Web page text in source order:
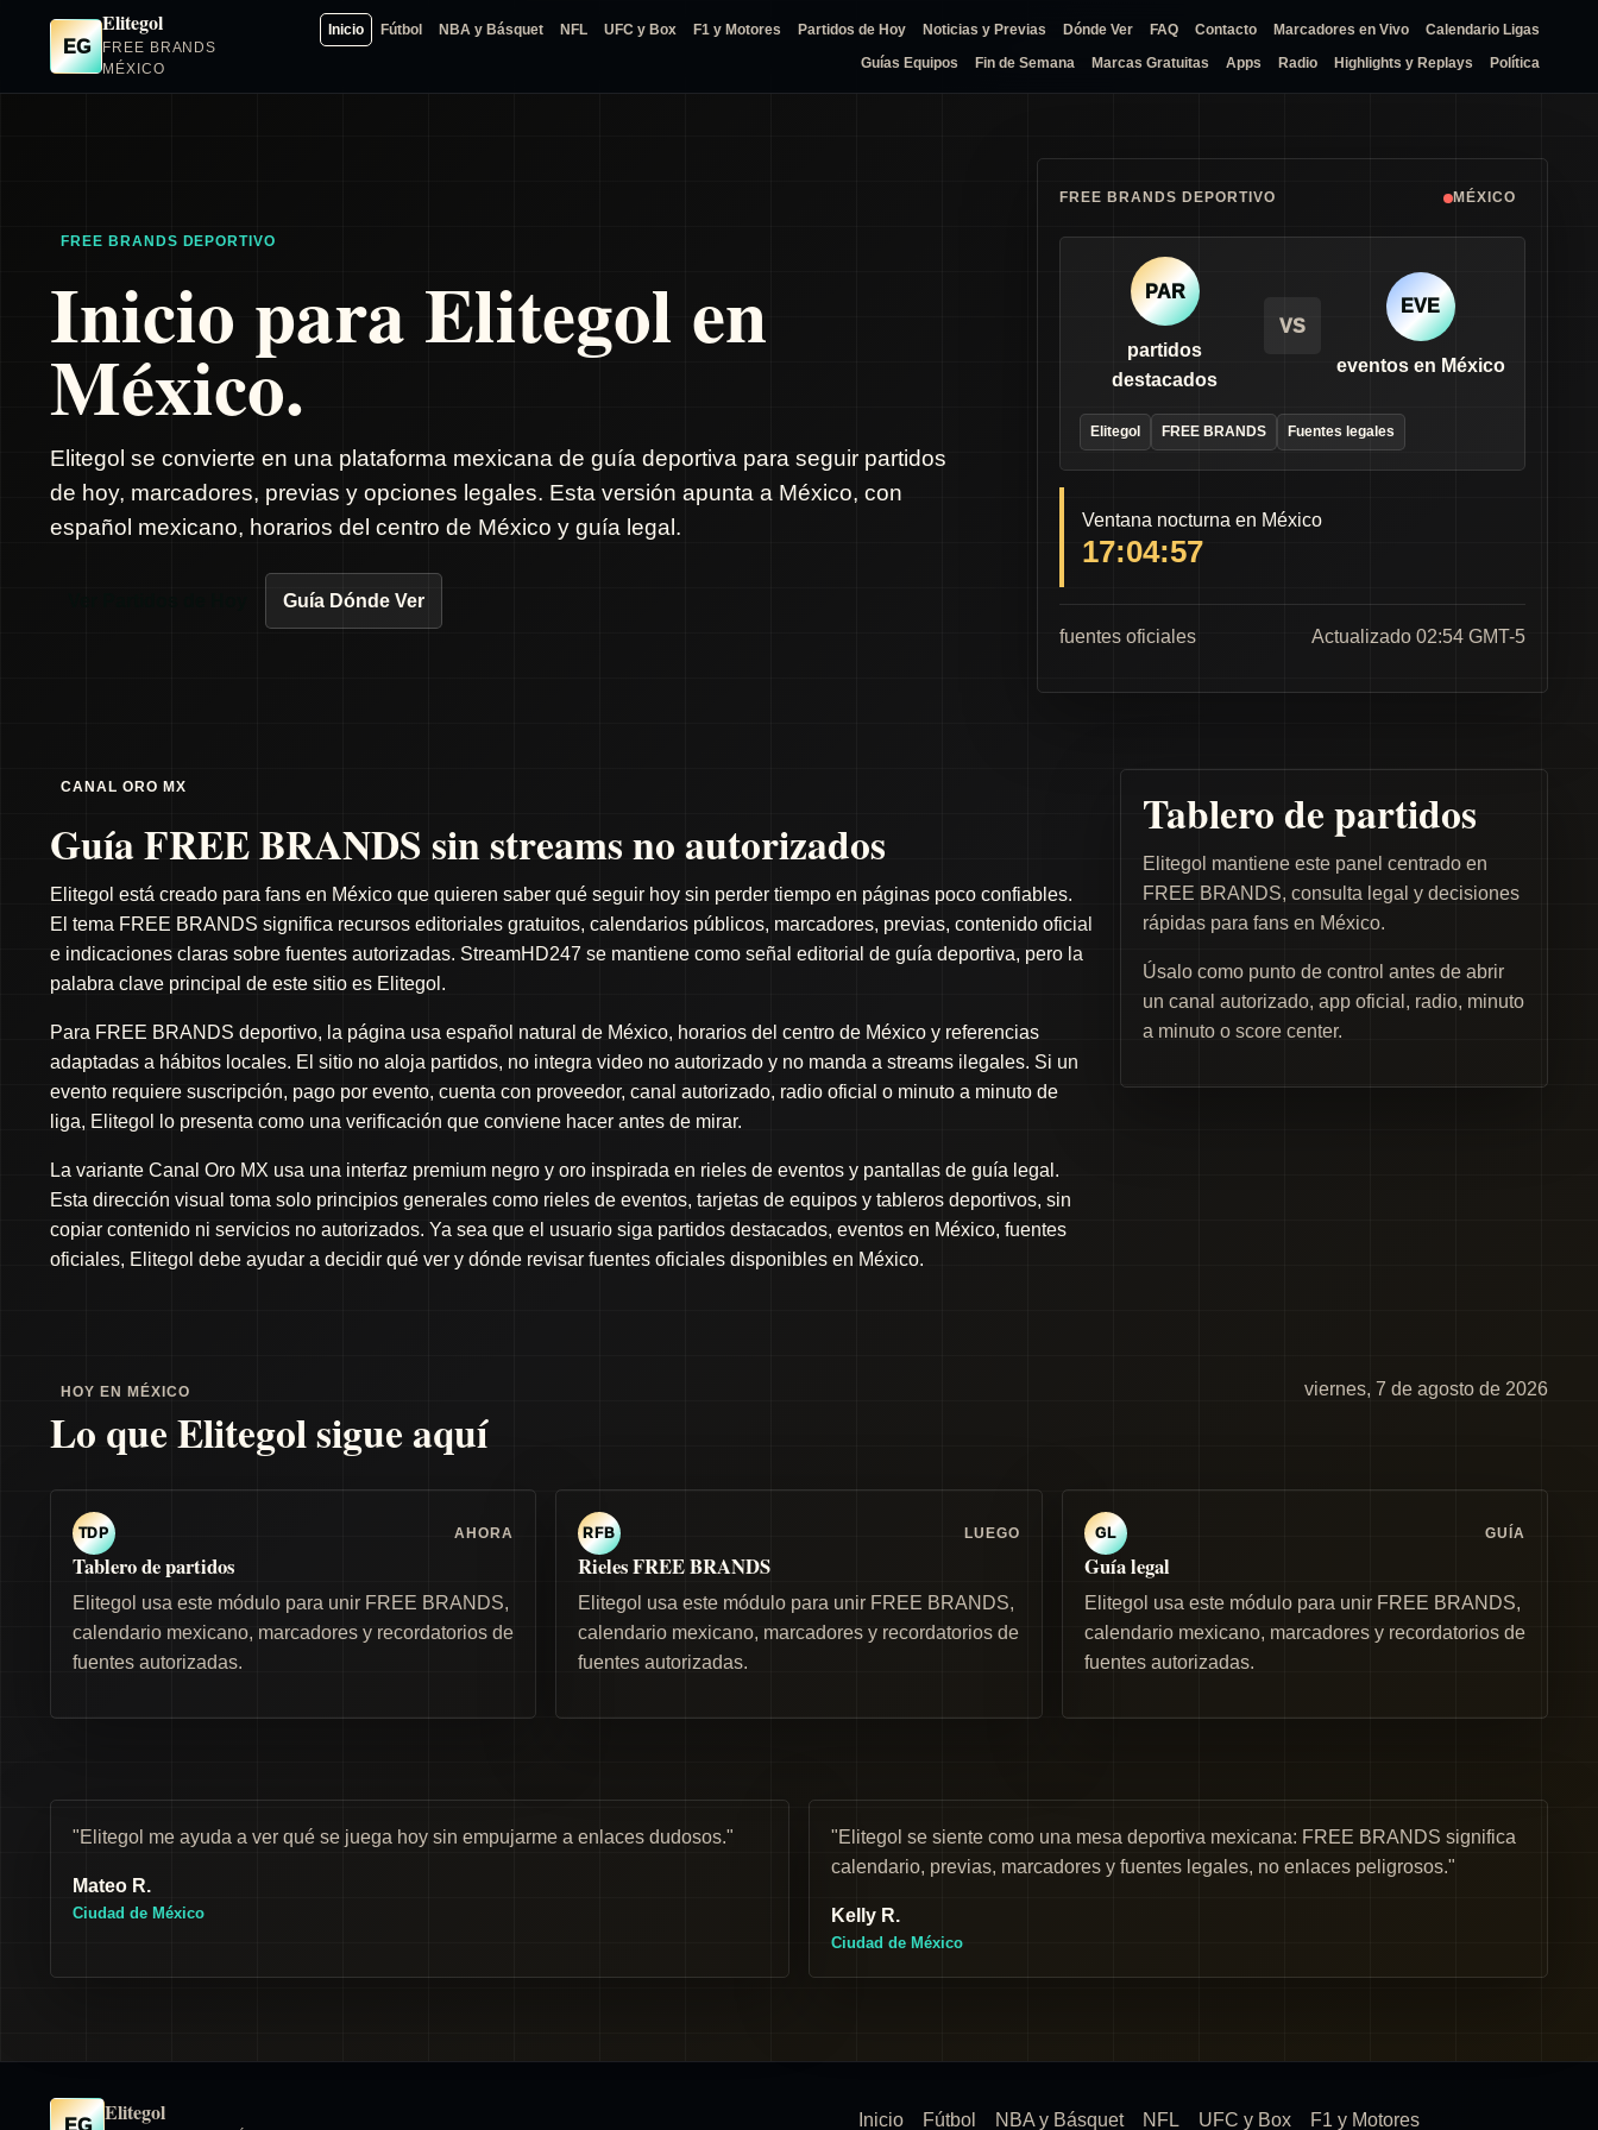
EG
Elitegol
FREE BRANDS
MÉXICO
Inicio Fútbol NBA y Básquet NFL UFC y Box F1 y Motores Partidos de Hoy Noticias y Previas Dónde Ver FAQ Contacto Marcadores en Vivo Calendario Ligas
Guías Equipos Fin de Semana Marcas Gratuitas Apps Radio Highlights y Replays Política
FREE BRANDS DEPORTIVO
Inicio para Elitegol en
México.
Elitegol se convierte en una plataforma mexicana de guía deportiva para seguir partidos
de hoy, marcadores, previas y opciones legales. Esta versión apunta a México, con
español mexicano, horarios del centro de México y guía legal.
Guía Dónde Ver
FREE BRANDS DEPORTIVO MÉXICO
PAR
partidos
destacados
VS
EVE
eventos en México
Elitegol FREE BRANDS Fuentes legales
Ventana nocturna en México
17:04:57
fuentes oficiales Actualizado 02:54 GMT-5
CANAL ORO MX
Guía FREE BRANDS sin streams no autorizados
Elitegol está creado para fans en México que quieren saber qué seguir hoy sin perder tiempo en páginas poco confiables.
El tema FREE BRANDS significa recursos editoriales gratuitos, calendarios públicos, marcadores, previas, contenido oficial
e indicaciones claras sobre fuentes autorizadas. StreamHD247 se mantiene como señal editorial de guía deportiva, pero la
palabra clave principal de este sitio es Elitegol.
Para FREE BRANDS deportivo, la página usa español natural de México, horarios del centro de México y referencias
adaptadas a hábitos locales. El sitio no aloja partidos, no integra video no autorizado y no manda a streams ilegales. Si un
evento requiere suscripción, pago por evento, cuenta con proveedor, canal autorizado, radio oficial o minuto a minuto de
liga, Elitegol lo presenta como una verificación que conviene hacer antes de mirar.
La variante Canal Oro MX usa una interfaz premium negro y oro inspirada en rieles de eventos y pantallas de guía legal.
Esta dirección visual toma solo principios generales como rieles de eventos, tarjetas de equipos y tableros deportivos, sin
copiar contenido ni servicios no autorizados. Ya sea que el usuario siga partidos destacados, eventos en México, fuentes
oficiales, Elitegol debe ayudar a decidir qué ver y dónde revisar fuentes oficiales disponibles en México.
Tablero de partidos
Elitegol mantiene este panel centrado en
FREE BRANDS, consulta legal y decisiones
rápidas para fans en México.
Úsalo como punto de control antes de abrir
un canal autorizado, app oficial, radio, minuto
a minuto o score center.
HOY EN MÉXICO
Lo que Elitegol sigue aquí
viernes, 7 de agosto de 2026
TDP AHORA
Tablero de partidos
Elitegol usa este módulo para unir FREE BRANDS,
calendario mexicano, marcadores y recordatorios de
fuentes autorizadas.
RFB LUEGO
Rieles FREE BRANDS
Elitegol usa este módulo para unir FREE BRANDS,
calendario mexicano, marcadores y recordatorios de
fuentes autorizadas.
GL GUÍA
Guía legal
Elitegol usa este módulo para unir FREE BRANDS,
calendario mexicano, marcadores y recordatorios de
fuentes autorizadas.
"Elitegol me ayuda a ver qué se juega hoy sin empujarme a enlaces dudosos."
Mateo R.
Ciudad de México
"Elitegol se siente como una mesa deportiva mexicana: FREE BRANDS significa
calendario, previas, marcadores y fuentes legales, no enlaces peligrosos."
Kelly R.
Ciudad de México
EG Elitegol Inicio Fútbol NBA y Básquet NFL UFC y Box F1 y Motores